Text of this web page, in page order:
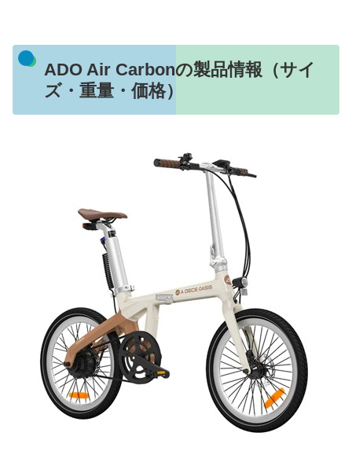
ADO Air Carbonの製品情報（サイ
ズ・重量・価格）